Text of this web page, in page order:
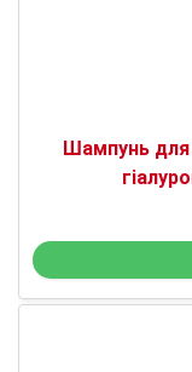
Шампунь для